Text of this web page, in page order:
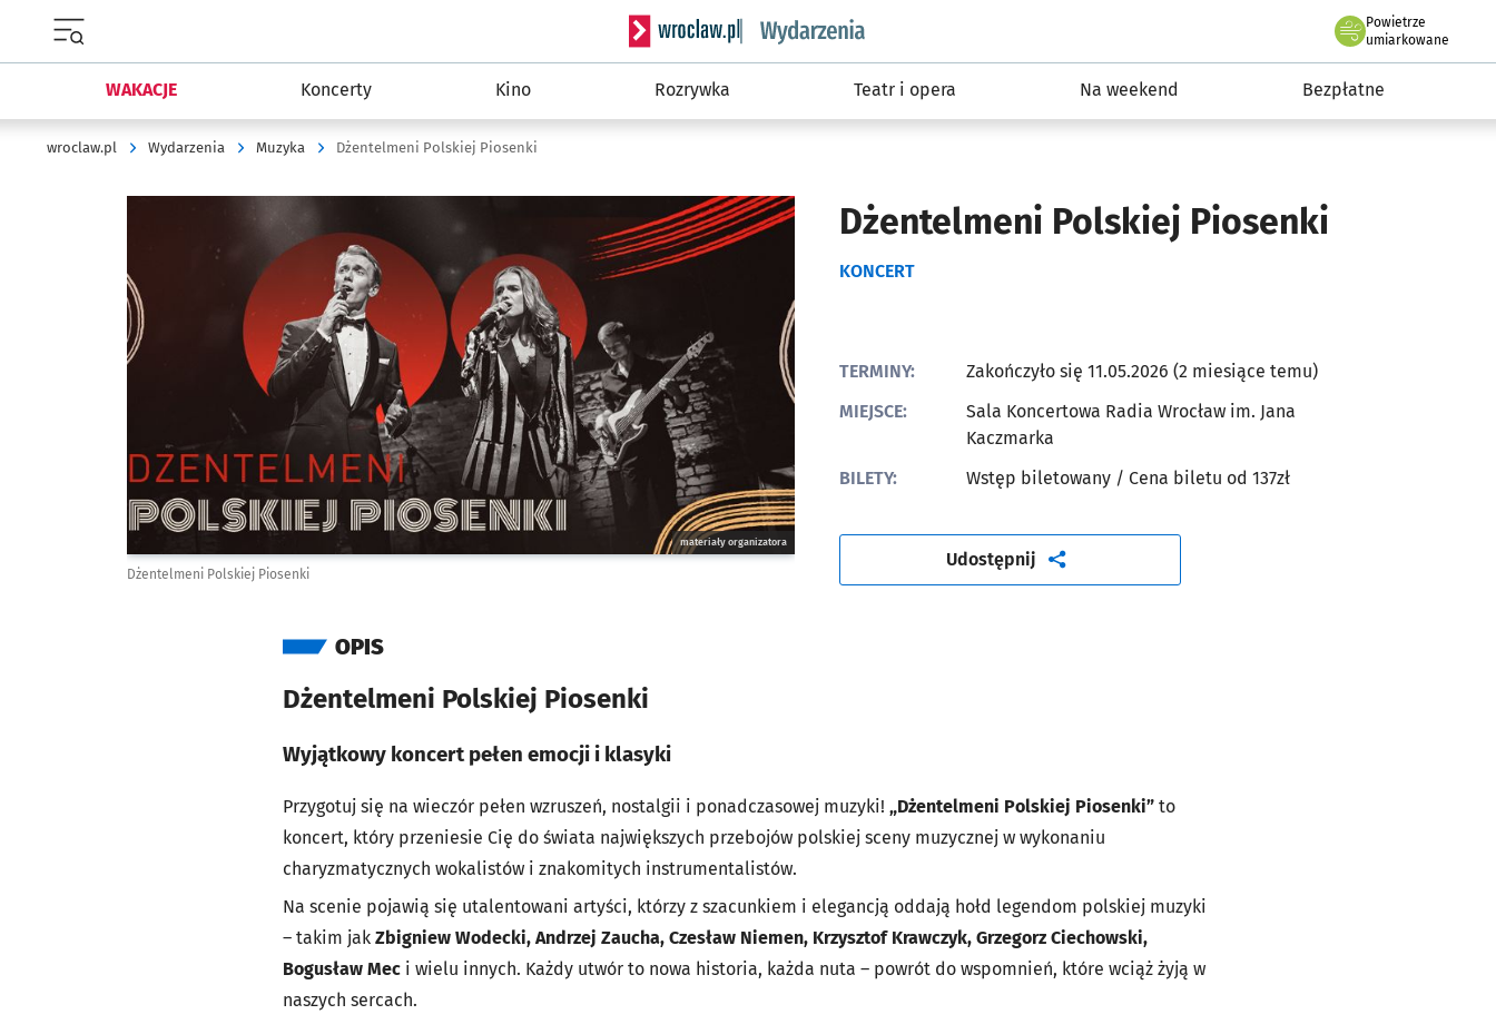
Serwis informacyjny wroclaw.pl podserwis: Wydarzenia
Powietrze
we Wrocławiu
umiarkowane
WAKACJE Koncerty Kino Rozrywka Teatr i opera Na weekend Bezpłatne
wroclaw.pl Wydarzenia Muzyka Dżentelmeni Polskiej Piosenki
Dżentelmeni Polskiej Piosenki
KONCERT
materiały organizatora
Dżentelmeni Polskiej Piosenki
TERMINY:
Zakończyło się 11.05.2026 (2 miesiące temu)
MIEJSCE:
Sala Koncertowa Radia Wrocław im. Jana
Kaczmarka
BILETY:
Wstęp biletowany / Cena biletu od 137zł
Udostępnijartykuł
OPIS
Dżentelmeni Polskiej Piosenki
Wyjątkowy koncert pełen emocji i klasyki
Przygotuj się na wieczór pełen wzruszeń, nostalgii i ponadczasowej muzyki! „Dżentelmeni Polskiej Piosenki” to
koncert, który przeniesie Cię do świata największych przebojów polskiej sceny muzycznej w wykonaniu
charyzmatycznych wokalistów i znakomitych instrumentalistów.
Na scenie pojawią się utalentowani artyści, którzy z szacunkiem i elegancją oddają hołd legendom polskiej muzyki
– takim jak Zbigniew Wodecki, Andrzej Zaucha, Czesław Niemen, Krzysztof Krawczyk, Grzegorz Ciechowski,
Bogusław Mec i wielu innych. Każdy utwór to nowa historia, każda nuta – powrót do wspomnień, które wciąż żyją w
naszych sercach.